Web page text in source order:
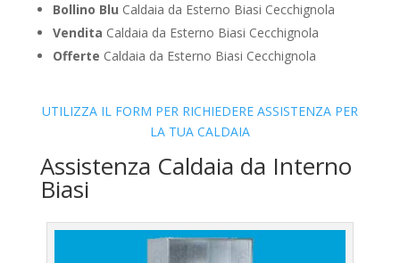
Bollino Blu Caldaia da Esterno Biasi Cecchignola
Vendita Caldaia da Esterno Biasi Cecchignola
Offerte Caldaia da Esterno Biasi Cecchignola
UTILIZZA IL FORM PER RICHIEDERE ASSISTENZA PER
LA TUA CALDAIA
Assistenza Caldaia da Interno
Biasi